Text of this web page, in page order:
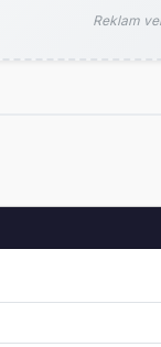
Reklam